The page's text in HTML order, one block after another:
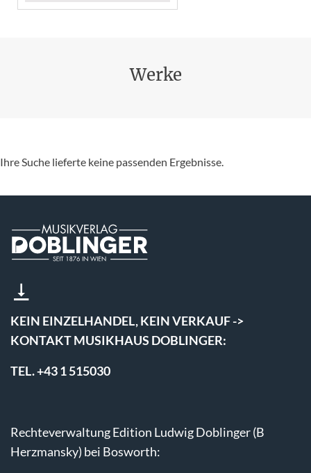
Werke
Ihre Suche lieferte keine passenden Ergebnisse.
KEIN EINZELHANDEL, KEIN VERKAUF ->
KONTAKT MUSIKHAUS DOBLINGER:
TEL. +43 1 515030
Rechteverwaltung Edition Ludwig Doblinger (B
Herzmansky) bei Bosworth: